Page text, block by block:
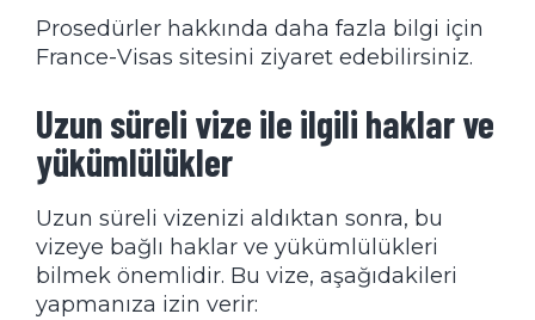
Prosedürler hakkında daha fazla bilgi için
France-Visas sitesini ziyaret edebilirsiniz.
Uzun süreli vize ile ilgili haklar ve
yükümlülükler
Uzun süreli vizenizi aldıktan sonra, bu
vizeye bağlı haklar ve yükümlülükleri
bilmek önemlidir. Bu vize, aşağıdakileri
yapmanıza izin verir: